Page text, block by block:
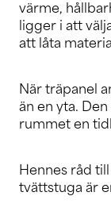
värme,
ligger i att
att låta
När träpanel
än en yta.
rummet en
Hennes råd
tvättstuga är